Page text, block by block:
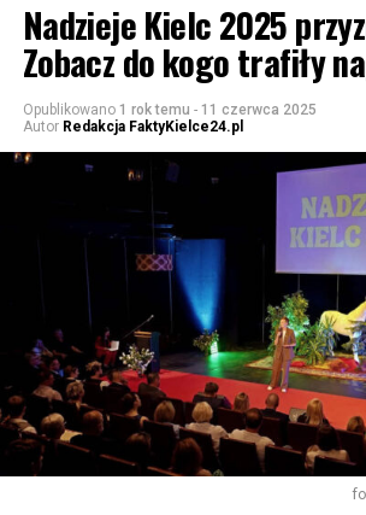
Nadzieje Kielc 2025
Zobacz do kogo trafiły
Opublikowano 1 rok temu - 11 czerwca 2025
Autor Redakcja FaktyKielce24.pl